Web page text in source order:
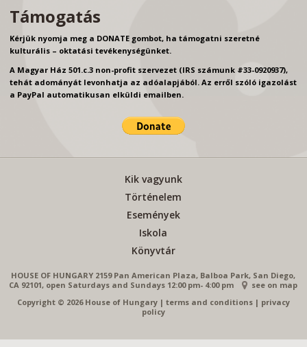
Támogatás
Kérjük nyomja meg a DONATE gombot, ha támogatni szeretné
kulturális – oktatási tevékenységünket.
A Magyar Ház 501.c.3 non-profit szervezet (IRS számunk #33-0920937),
tehát adományát levonhatja az adóalapjából. Az erről szóló igazolást
a PayPal automatikusan elküldi emailben.
Kik vagyunk
Történelem
Események
Iskola
Könyvtár
HOUSE OF HUNGARY 2159 Pan American Plaza, Balboa Park, San Diego,
CA 92101, open Saturdays and Sundays 12:00 pm- 4:00 pm
see on map
Copyright © 2026 House of Hungary | terms and conditions| privacy
policy